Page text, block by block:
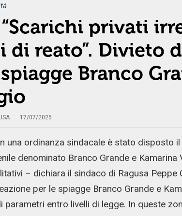
“Scarichi privati
di reato”. Divieto
Branco
17/07/2025
una ordinanza sindacale è stato disposto
denominato Branco Grande e
– dichiara il sindaco di Ragusa
per le spiagge Branco Grande e
parametri entro livelli di legge. In queste